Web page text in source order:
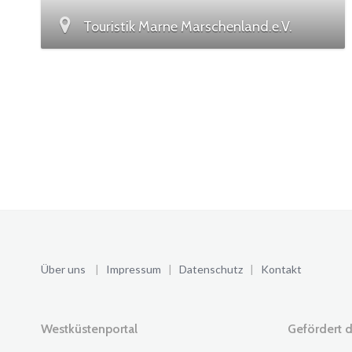
Touristik Marne Marschenland.e.V.
Über uns | Impressum | Datenschutz | Kontakt
Westküstenportal
Gefördert